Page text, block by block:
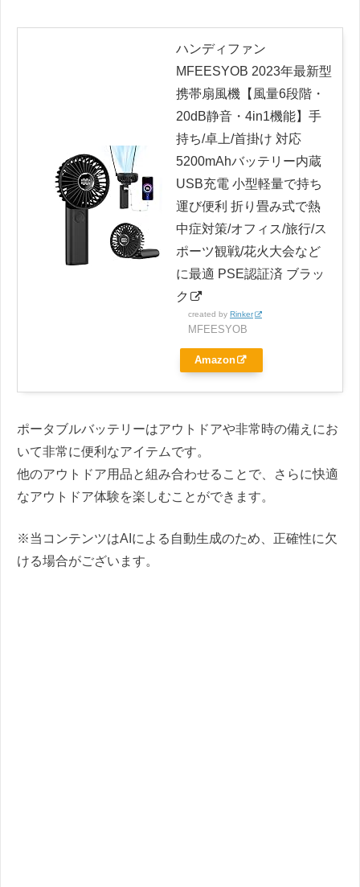
ハンディファン
MFEESYOB 2023年最新型
携帯扇風機【風量6段階・
20dB静音・4in1機能】手
持ち/卓上/首掛け 対応
5200mAhバッテリー内蔵
USB充電 小型軽量で持ち
運び便利 折り畳み式で熱
中症対策/オフィス/旅行/ス
ポーツ観戦/花火大会など
に最適 PSE認証済 ブラッ
ク
created by Rinker
MFEESYOB
Amazon
ポータブルバッテリーはアウトドアや非常時の備えにお
いて非常に便利なアイテムです。
他のアウトドア用品と組み合わせることで、さらに快適
なアウトドア体験を楽しむことができます。
※当コンテンツはAIによる自動生成のため、正確性に欠
ける場合がございます。